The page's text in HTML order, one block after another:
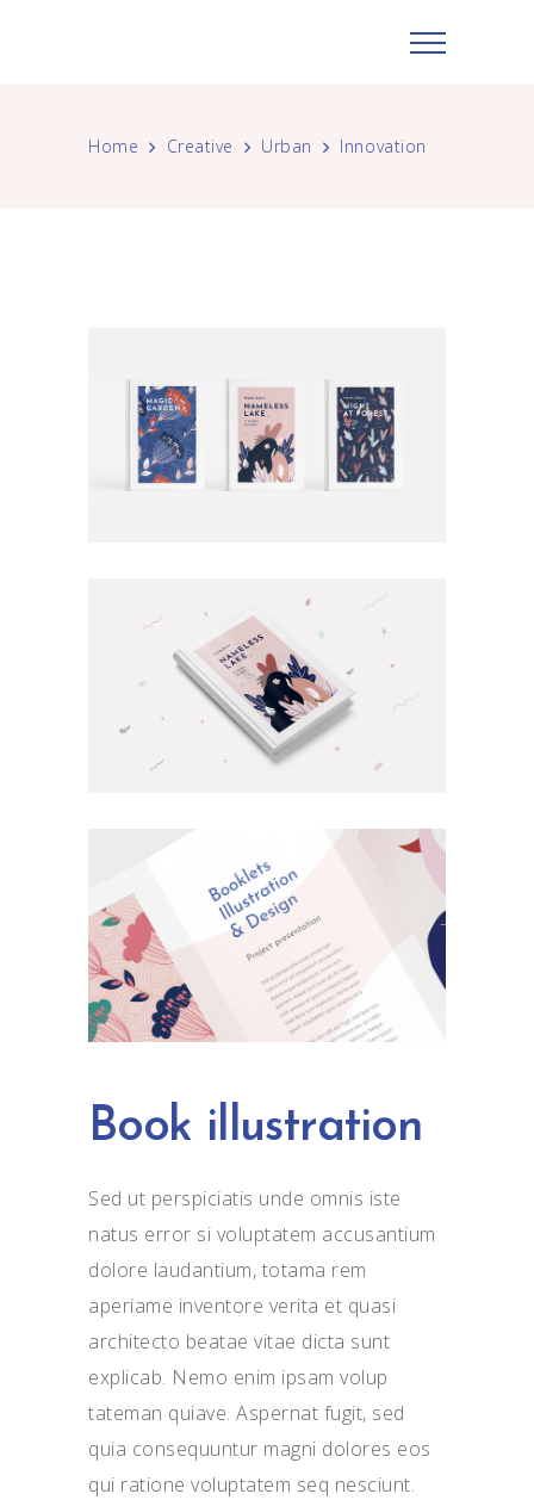
Home Creative Urban Innovation
Book illustration
Sed ut perspiciatis unde omnis iste
natus error si voluptatem accusantium
dolore laudantium, totama rem
aperiame inventore verita et quasi
architecto beatae vitae dicta sunt
explicab. Nemo enim ipsam volup
tateman quiave. Aspernat fugit, sed
quia consequuntur magni dolores eos
qui ratione voluptatem seq nesciunt.